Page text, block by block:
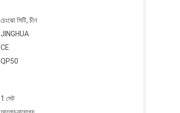
চেংঝো সিটি, চীন
JINGHUA
CE
QP50
1 সেট